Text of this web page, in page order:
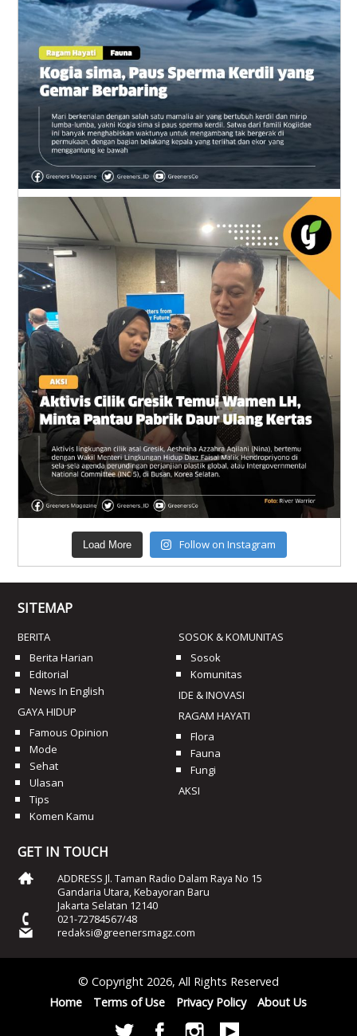
Load More Follow on Instagram
SITEMAP
BERITA
Berita Harian
Editorial
News In English
GAYA HIDUP
Famous Opinion
Mode
Sehat
Ulasan
Tips
Komen Kamu
SOSOK & KOMUNITAS
Sosok
Komunitas
IDE & INOVASI
RAGAM HAYATI
Flora
Fauna
Fungi
AKSI
GET IN TOUCH
ADDRESS Jl. Taman Radio Dalam Raya No 15
Gandaria Utara, Kebayoran Baru
Jakarta Selatan 12140
021-72784567/48
redaksi@greenersmagz.com
© Copyright 2026, All Rights Reserved
Home
Terms of Use Privacy Policy About Us